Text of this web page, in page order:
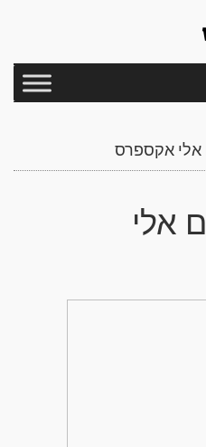
אלי אקספרס
אלי